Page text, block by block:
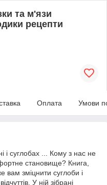
та м'язи
рецепти
Оплата Умови
і суглобах ... Кому з нас не
становище? Книга,
вам зміцнити суглоби і
У ній зібрані